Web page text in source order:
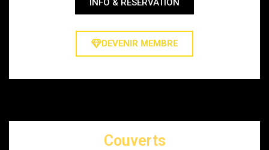
INFO & RESERVATION
DEVENIR MEMBRE
Couverts